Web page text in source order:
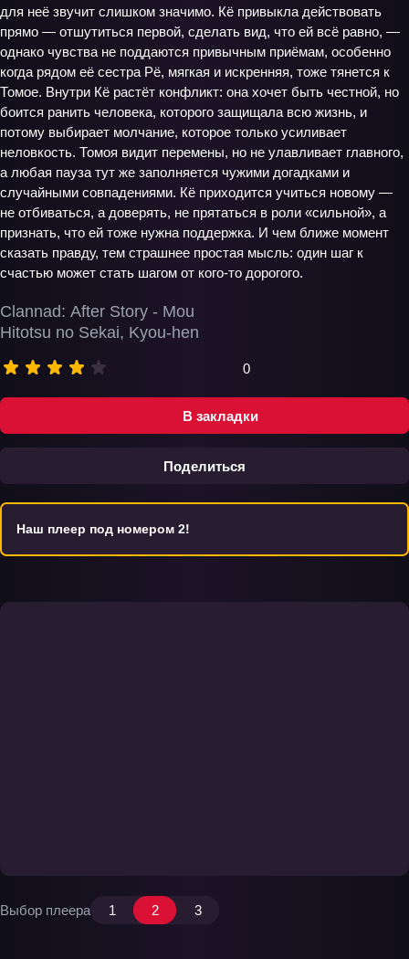
В закладки
Поделиться
Clannad: After Story - Mou
Hitotsu no Sekai, Kyou-hen
0
для неё звучит слишком значимо. Кё привыкла действовать
прямо — отшутиться первой, сделать вид, что ей всё равно, —
однако чувства не поддаются привычным приёмам, особенно
когда рядом её сестра Рё, мягкая и искренняя, тоже тянется к
Томое. Внутри Кё растёт конфликт: она хочет быть честной, но
боится ранить человека, которого защищала всю жизнь, и
потому выбирает молчание, которое только усиливает
неловкость. Томоя видит перемены, но не улавливает главного,
а любая пауза тут же заполняется чужими догадками и
случайными совпадениями. Кё приходится учиться новому —
не отбиваться, а доверять, не прятаться в роли «сильной», а
признать, что ей тоже нужна поддержка. И чем ближе момент
сказать правду, тем страшнее простая мысль: один шаг к
счастью может стать шагом от кого-то дорогого.
Наш плеер под номером 2!
Выбор плеера 1 2 3